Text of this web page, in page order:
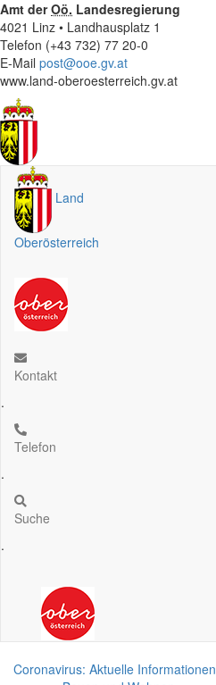
Amt derOö. Landesregierung
4021 Linz • Landhausplatz 1
Telefon (+43 732) 77 20-0
E-Mail post@ooe.gv.at
www.land-oberoesterreich.gv.at
Land
Oberösterreich
Kontakt
.
Telefon
.
Suche
.
Coronavirus: Aktuelle Informationen